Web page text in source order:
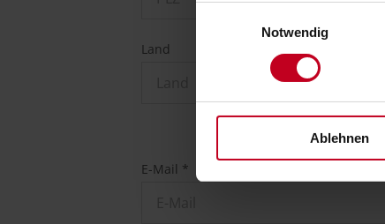
Notwendig
Ablehnen
Land
E-Mail *